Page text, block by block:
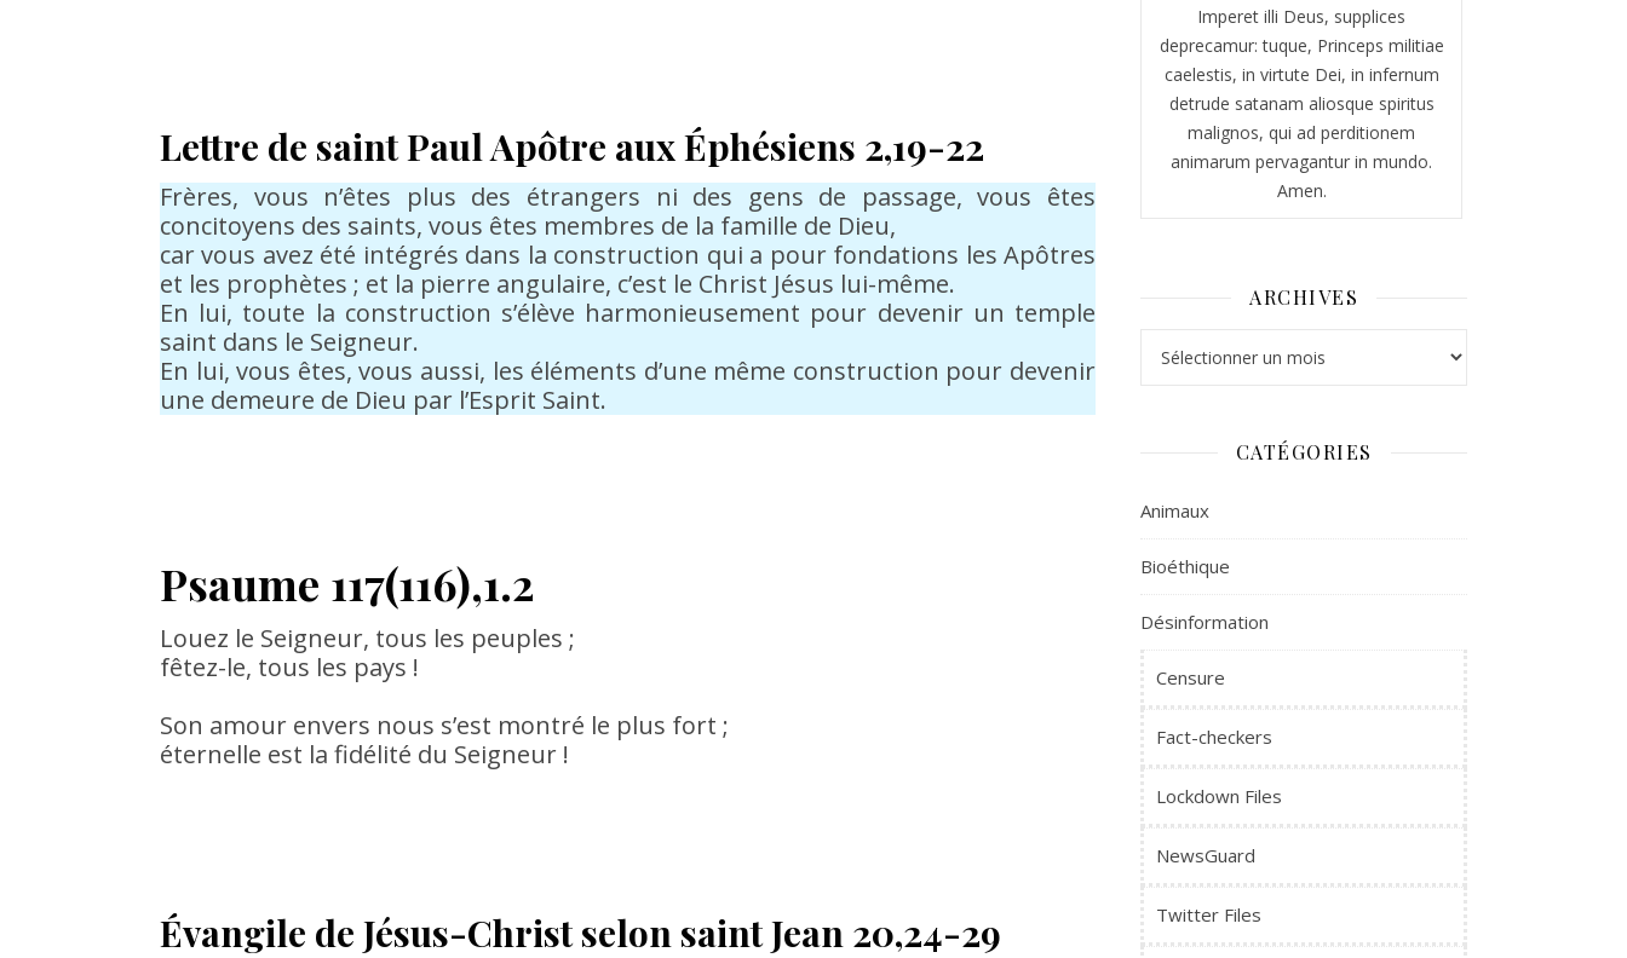
Lettre de saint Paul Apôtre aux Éphésiens 2,19-22
Frères, vous n’êtes plus des étrangers ni des gens de passage, vous êtes
concitoyens des saints, vous êtes membres de la famille de Dieu,
car vous avez été intégrés dans la construction qui a pour fondations les Apôtres
et les prophètes ; et la pierre angulaire, c’est le Christ Jésus lui-même.
En lui, toute la construction s’élève harmonieusement pour devenir un temple
saint dans le Seigneur.
En lui, vous êtes, vous aussi, les éléments d’une même construction pour devenir
une demeure de Dieu par l’Esprit Saint.
Psaume 117(116),1.2
Louez le Seigneur, tous les peuples ;
fêtez-le, tous les pays !
Son amour envers nous s’est montré le plus fort ;
éternelle est la fidélité du Seigneur !
Évangile de Jésus-Christ selon saint Jean 20,24-29
Imperet illi Deus, supplices
deprecamur: tuque, Princeps militiae
caelestis, in virtute Dei, in infernum
detrude satanam aliosque spiritus
malignos, qui ad perditionem
animarum pervagantur in mundo.
Amen.
ARCHIVES
CATÉGORIES
Animaux
Bioéthique
Désinformation
Censure
Fact-checkers
Lockdown Files
NewsGuard
Twitter Files